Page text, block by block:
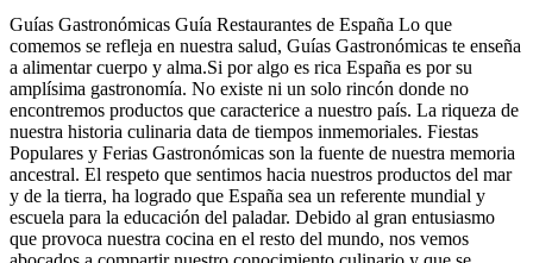
Guías Gastronómicas Guía Restaurantes de España Lo que
comemos se refleja en nuestra salud, Guías Gastronómicas te enseña
a alimentar cuerpo y alma.Si por algo es rica España es por su
amplísima gastronomía. No existe ni un solo rincón donde no
encontremos productos que caracterice a nuestro país. La riqueza de
nuestra historia culinaria data de tiempos inmemoriales. Fiestas
Populares y Ferias Gastronómicas son la fuente de nuestra memoria
ancestral. El respeto que sentimos hacia nuestros productos del mar
y de la tierra, ha logrado que España sea un referente mundial y
escuela para la educación del paladar. Debido al gran entusiasmo
que provoca nuestra cocina en el resto del mundo, nos vemos